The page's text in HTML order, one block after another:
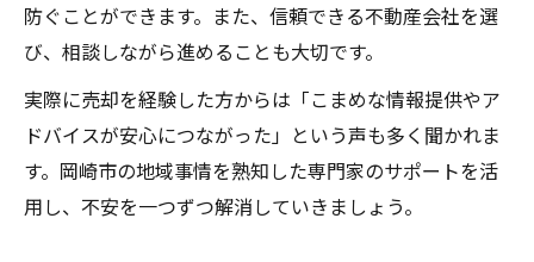
防ぐことができます。また、信頼できる不動産会社を選
び、相談しながら進めることも大切です。
実際に売却を経験した方からは「こまめな情報提供やア
ドバイスが安心につながった」という声も多く聞かれま
す。岡崎市の地域事情を熟知した専門家のサポートを活
用し、不安を一つずつ解消していきましょう。